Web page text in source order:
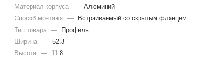
Материал корпуса — Алюминий
Способ монтажа —
Встраиваемый со скрытым фланцем
Тип товара —
Профиль
Ширина — 52.8
Высота — 11.8